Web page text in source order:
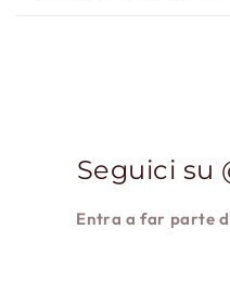
Seguici su
Entra a far parte